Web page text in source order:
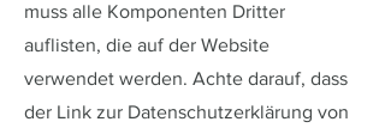
muss alle Komponenten Dritter
auflisten, die auf der Website
verwendet werden. Achte darauf, dass
der Link zur Datenschutzerklärung von